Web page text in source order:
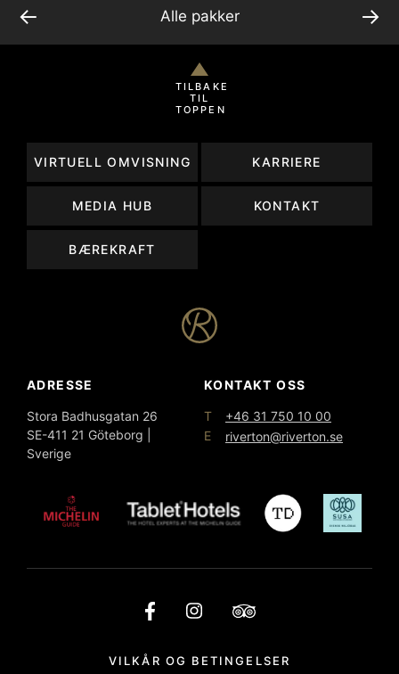
← →
Alle pakker
TILBAKE
TIL
TOPPEN
VIRTUELL OMVISNING KARRIERE
MEDIA HUB KONTAKT
BÆREKRAFT
ADRESSE
Stora Badhusgatan 26
SE-411 21 Göteborg |
Sverige
KONTAKT OSS
T
+46 31 750 10 00
E
riverton@riverton.se
VILKÅR OG BETINGELSER